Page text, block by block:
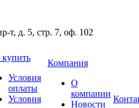
т, д. 5, стр. 7, оф. 102
Условия
оплаты
Условия
Компания
О
компании
Новости